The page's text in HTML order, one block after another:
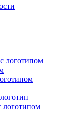
логотипом
логотипом